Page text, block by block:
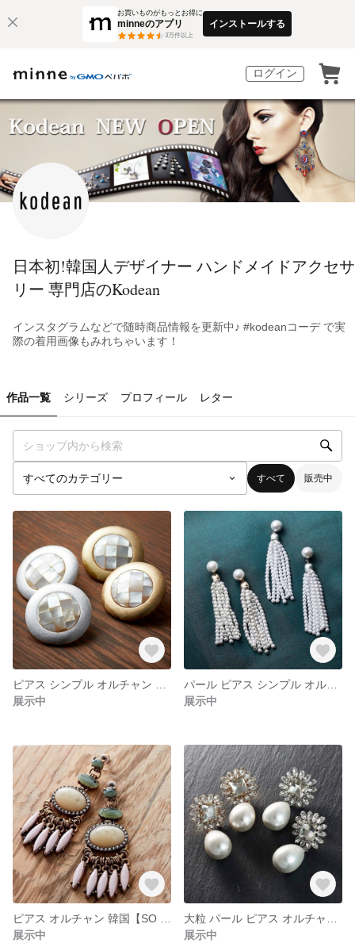
お買いものがもっとお得に
minneのアプリ
3万件以上
インストールする
ログイン
日本初!韓国人デザイナー ハンドメイドアクセサ
リー 専門店のKodean
インスタグラムなどで随時商品情報を更新中♪ #kodeanコーデ で実
際の着用画像もみれちゃいます！
作品一覧 シリーズ プロフィール レター
すべて 販売中
展示中
展示中
展示中
展示中